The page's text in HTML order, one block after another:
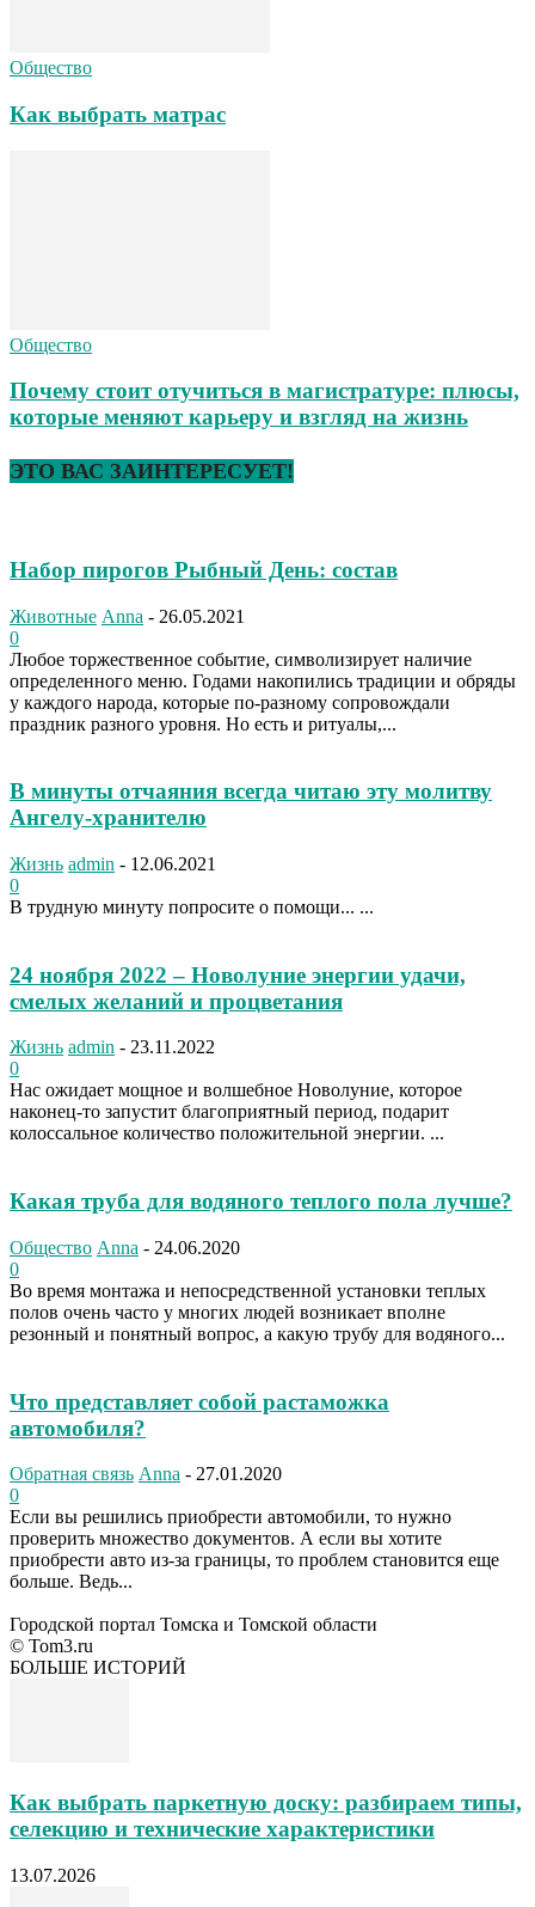
Общество
Как выбрать матрас
Общество
Почему стоит отучиться в магистратуре: плюсы,
которые меняют карьеру и взгляд на жизнь
ЭТО ВАС ЗАИНТЕРЕСУЕТ!
Набор пирогов Рыбный День: состав
Животные Anna - 26.05.2021
0
Любое торжественное событие, символизирует наличие
определенного меню. Годами накопились традиции и обряды
у каждого народа, которые по-разному сопровождали
праздник разного уровня. Но есть и ритуалы,...
В минуты отчаяния всегда читаю эту молитву
Ангелу-хранителю
Жизнь admin - 12.06.2021
0
В трудную минуту попросите о помощи... ...
24 ноября 2022 – Новолуние энергии удачи,
смелых желаний и процветания
Жизнь admin - 23.11.2022
0
Нас ожидает мощное и волшебное Новолуние, которое
наконец-то запустит благоприятный период, подарит
колоссальное количество положительной энергии. ...
Какая труба для водяного теплого пола лучше?
Общество Anna - 24.06.2020
0
Во время монтажа и непосредственной установки теплых
полов очень часто у многих людей возникает вполне
резонный и понятный вопрос, а какую трубу для водяного...
Что представляет собой растаможка
автомобиля?
Обратная связь Anna - 27.01.2020
0
Если вы решились приобрести автомобили, то нужно
проверить множество документов. А если вы хотите
приобрести авто из-за границы, то проблем становится еще
больше. Ведь...
Городской портал Томска и Томской области
© Tom3.ru
БОЛЬШЕ ИСТОРИЙ
Как выбрать паркетную доску: разбираем типы,
селекцию и технические характеристики
13.07.2026